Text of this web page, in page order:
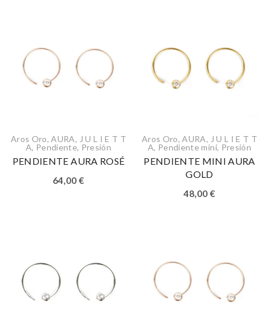
Aros Oro,AURA, J U L I E T T
A, Pendiente, Presión
PENDIENTE AURA ROSÉ
64,00 €
Aros Oro,AURA, J U L I E T T
A, Pendiente mini, Presión
PENDIENTE MINI AURA
GOLD
48,00 €